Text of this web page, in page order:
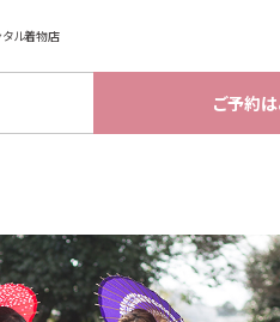
passed in
app/template/
ル着物店
ご予約は